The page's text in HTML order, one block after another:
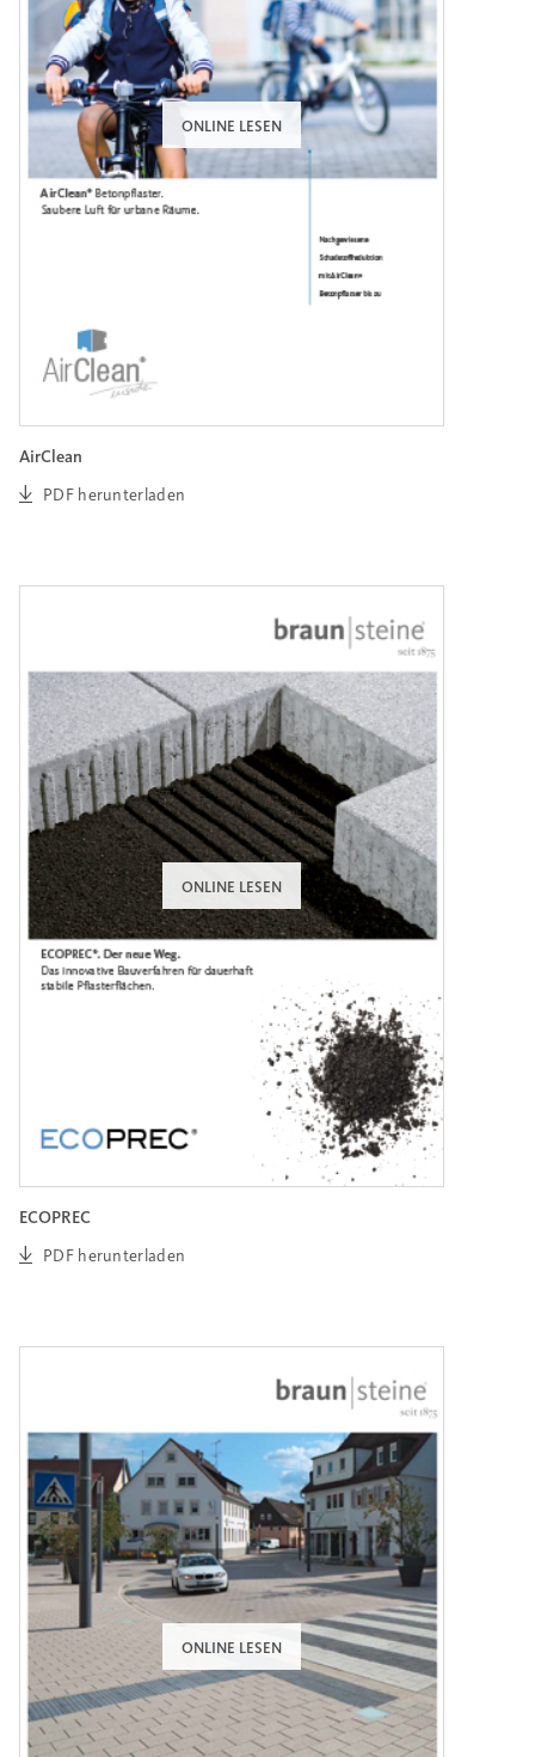
ONLINE LESEN
AirClean
PDF herunterladen
ONLINE LESEN
ECOPREC
PDF herunterladen
ONLINE LESEN